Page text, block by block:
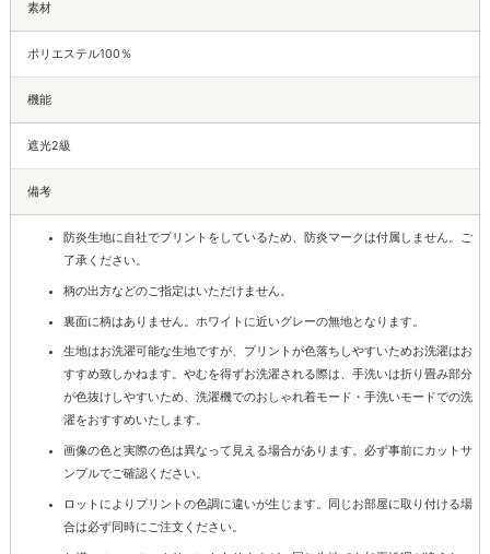
素材
ポリエステル100％
機能
遮光2級
備考
防炎生地に自社でプリントをしているため、防炎マークは付属しません。ご
了承ください。
柄の出方などのご指定はいただけません。
裏面に柄はありません。ホワイトに近いグレーの無地となります。
生地はお洗濯可能な生地ですが、プリントが色落ちしやすいためお洗濯はお
すすめ致しかねます。やむを得ずお洗濯される際は、手洗いは折り畳み部分
が色抜けしやすいため、洗濯機でのおしゃれ着モード・手洗いモードでの洗
濯をおすすめいたします。
画像の色と実際の色は異なって見える場合があります。必ず事前にカットサ
ンプルでご確認ください。
ロットによりプリントの色調に違いが生じます。同じお部屋に取り付ける場
合は必ず同時にご注文ください。